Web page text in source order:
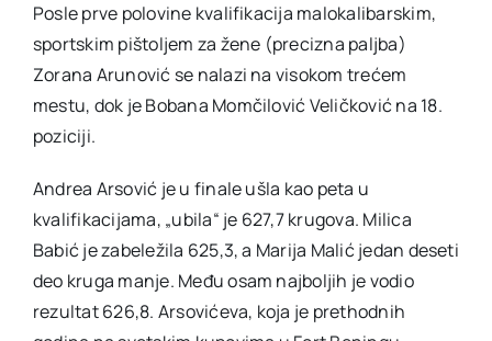
Posle prve polovine kvalifikacija malokalibarskim,
sportskim pištoljem za žene (precizna paljba)
Zorana Arunović se nalazi na visokom trećem
mestu, dok je Bobana Momčilović Veličković na 18.
poziciji.
Andrea Arsović je u finale ušla kao peta u
kvalifikacijama, „ubila“ je 627,7 krugova. Milica
Babić je zabeležila 625,3, a Marija Malić jedan deseti
deo kruga manje. Među osam najboljih je vodio
rezultat 626,8. Arsovićeva, koja je prethodnih